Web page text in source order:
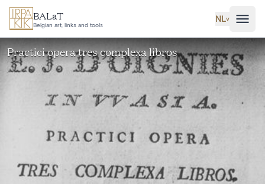
Ga naar hoofdinhoud
BALaT
Belgian art, links and tools
NL˅
Practici opera tres complexa libros